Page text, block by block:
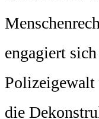
engagiert
Polizeigewalt
die